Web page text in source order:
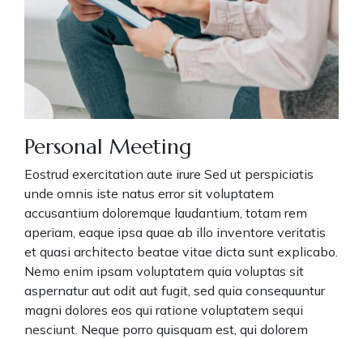
Personal Meeting
Eostrud exercitation aute irure Sed ut perspiciatis
unde omnis iste natus error sit voluptatem
accusantium doloremque laudantium, totam rem
aperiam, eaque ipsa quae ab illo inventore veritatis
et quasi architecto beatae vitae dicta sunt explicabo.
Nemo enim ipsam voluptatem quia voluptas sit
aspernatur aut odit aut fugit, sed quia consequuntur
magni dolores eos qui ratione voluptatem sequi
nesciunt. Neque porro quisquam est, qui dolorem